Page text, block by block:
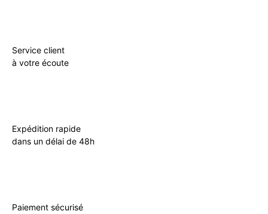
Service client
à votre écoute
Expédition rapide
dans un délai de 48h
Paiement sécurisé